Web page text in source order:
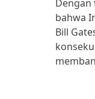
bahwa
Bill